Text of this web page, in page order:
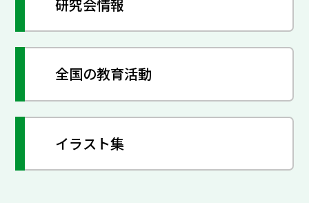
研究会情報
全国の教育活動
イラスト集